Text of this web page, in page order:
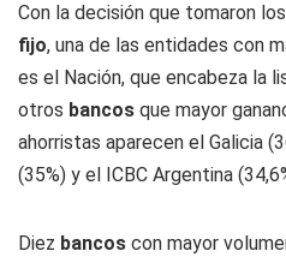
Con la decisión que tomaron los
fijo, una de las entidades con
es el Nación, que encabeza la
otros bancos que mayor
ahorristas aparecen el Galicia
(35%) y el ICBC Argentina
Diez bancos con mayor